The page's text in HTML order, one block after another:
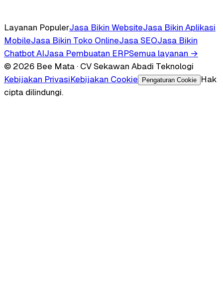
Layanan PopulerJasa Bikin WebsiteJasa Bikin Aplikasi
MobileJasa Bikin Toko OnlineJasa SEOJasa Bikin
Chatbot AIJasa Pembuatan ERPSemua layanan →
© 2026 Bee Mata · CV Sekawan Abadi Teknologi
Kebijakan PrivasiKebijakan Cookie Pengaturan Cookie
Hak
cipta dilindungi.